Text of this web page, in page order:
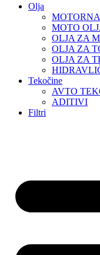
Olja
MOTO
OLJA ZA
OLJA ZA
OLJA ZA
Tekočine
AVTO
ADITIVI
Filtri